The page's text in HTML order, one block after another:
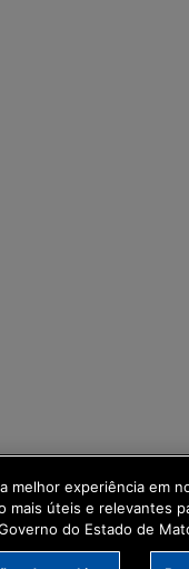
melhor experiência em
mais úteis e relevantes
do Estado de